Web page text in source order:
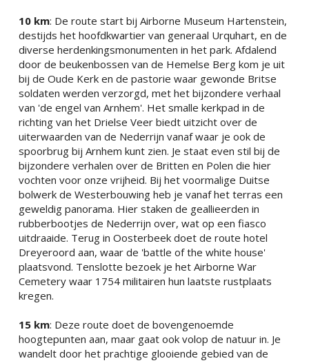
10 km: De route start bij Airborne Museum Hartenstein,
destijds het hoofdkwartier van generaal Urquhart, en de
diverse herdenkingsmonumenten in het park. Afdalend
door de beukenbossen van de Hemelse Berg kom je uit
bij de Oude Kerk en de pastorie waar gewonde Britse
soldaten werden verzorgd, met het bijzondere verhaal
van 'de engel van Arnhem'. Het smalle kerkpad in de
richting van het Drielse Veer biedt uitzicht over de
uiterwaarden van de Nederrijn vanaf waar je ook de
spoorbrug bij Arnhem kunt zien. Je staat even stil bij de
bijzondere verhalen over de Britten en Polen die hier
vochten voor onze vrijheid. Bij het voormalige Duitse
bolwerk de Westerbouwing heb je vanaf het terras een
geweldig panorama. Hier staken de geallieerden in
rubberbootjes de Nederrijn over, wat op een fiasco
uitdraaide. Terug in Oosterbeek doet de route hotel
Dreyeroord aan, waar de 'battle of the white house'
plaatsvond. Tenslotte bezoek je het Airborne War
Cemetery waar 1754 militairen hun laatste rustplaats
kregen.
15 km: Deze route doet de bovengenoemde
hoogtepunten aan, maar gaat ook volop de natuur in. Je
wandelt door het prachtige glooiende gebied van de